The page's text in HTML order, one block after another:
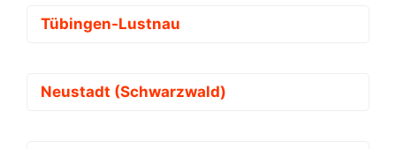
Tübingen-Lustnau
Neustadt (Schwarzwald)